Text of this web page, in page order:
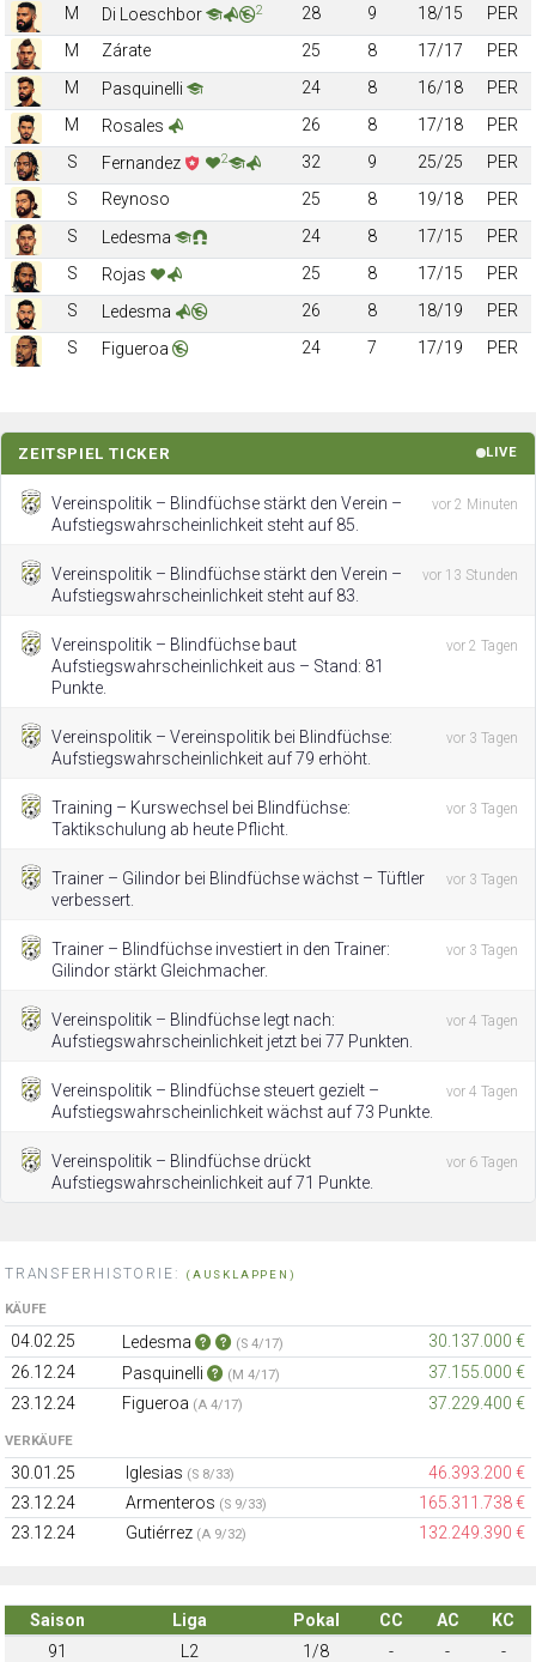
M
Di Loeschbor 2 28 9 18/15
PER
M
Zárate 25 8 17/17
PER
M
Pasquinelli 24 8 16/18
PER
M
Rosales 26 8 17/18
PER
S
Fernandez 2 32 9 25/25
PER
S
Reynoso 25 8 19/18
PER
S
Ledesma 24 8 17/15
PER
S
Rojas 25 8 17/15
PER
S
Ledesma 26 8 18/19
PER
S
Figueroa 24 7 17/19 PER
ZEITSPIEL TICKER LIVE
Vereinspolitik – Blindfüchse stärkt den Verein –
Aufstiegswahrscheinlichkeit steht auf 85.
vor 2 Minuten
Vereinspolitik – Blindfüchse stärkt den Verein –
Aufstiegswahrscheinlichkeit steht auf 83.
vor 13 Stunden
Vereinspolitik – Blindfüchse baut
Aufstiegswahrscheinlichkeit aus – Stand: 81
Punkte.
vor 2 Tagen
Vereinspolitik – Vereinspolitik bei Blindfüchse:
Aufstiegswahrscheinlichkeit auf 79 erhöht.
vor 3 Tagen
Training – Kurswechsel bei Blindfüchse:
Taktikschulung ab heute Pflicht.
vor 3 Tagen
Trainer – Gilindor bei Blindfüchse wächst – Tüftler
verbessert.
vor 3 Tagen
Trainer – Blindfüchse investiert in den Trainer:
Gilindor stärkt Gleichmacher.
vor 3 Tagen
Vereinspolitik – Blindfüchse legt nach:
Aufstiegswahrscheinlichkeit jetzt bei 77 Punkten.
vor 4 Tagen
Vereinspolitik – Blindfüchse steuert gezielt –
Aufstiegswahrscheinlichkeit wächst auf 73 Punkte.
vor 4 Tagen
Vereinspolitik – Blindfüchse drückt
Aufstiegswahrscheinlichkeit auf 71 Punkte.
vor 6 Tagen
TRANSFERHISTORIE: (AUSKLAPPEN)
KÄUFE
04.02.25 Ledesma (S 4/17)
30.137.000 €
26.12.24
Pasquinelli (M 4/17)
37.155.000 €
23.12.24
Figueroa (A 4/17) 37.229.400 €
VERKÄUFE
30.01.25 Iglesias (S 8/33)
46.393.200 €
23.12.24
Armenteros (S 9/33)
165.311.738 €
23.12.24
Gutiérrez (A 9/32) 132.249.390 €
Saison Liga Pokal CC AC
KC
91
L2 1/8 - - -